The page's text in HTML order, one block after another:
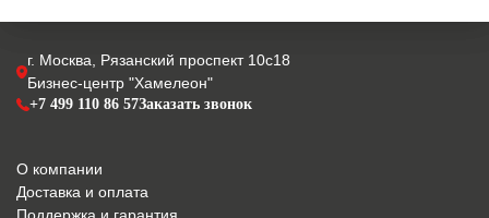
г. Москва, Рязанский проспект 10с18
Бизнес-центр "Хамелеон"
+7 499 110 86 57Заказать звонок
О компании
Доставка и оплата